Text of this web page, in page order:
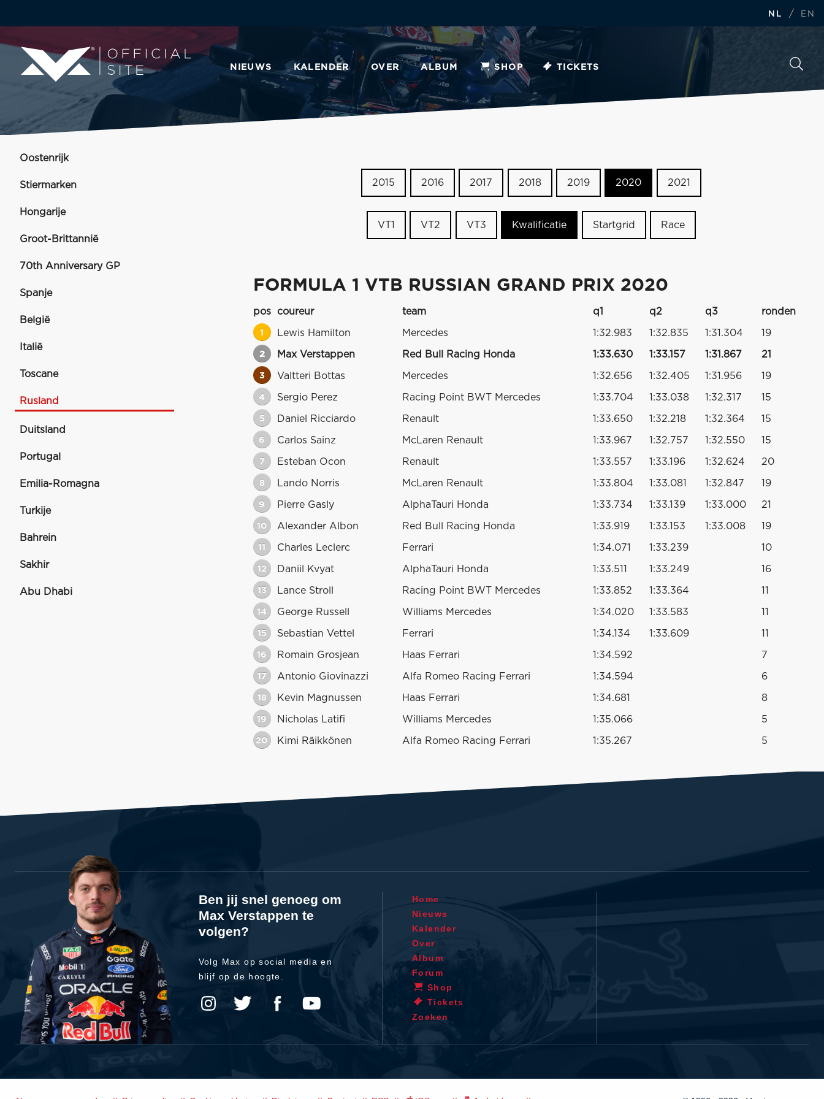
NL / EN
NIEUWS KALENDER OVER ALBUM SHOP TICKETS
Oostenrijk
Stiermarken
Hongarije
Groot-Brittannië
70th Anniversary GP
Spanje
België
Italië
Toscane
Rusland
Duitsland
Portugal
Emilia-Romagna
Turkije
Bahrein
Sakhir
Abu Dhabi
2015 2016 2017 2018 2019 2020 2021
VT1 VT2 VT3 Kwalificatie Startgrid Race
FORMULA 1 VTB RUSSIAN GRAND PRIX 2020
pos coureur team q1 q2 q3 ronden
1 Lewis Hamilton Mercedes 1:32.983 1:32.835 1:31.304 19
2 Max Verstappen Red Bull Racing Honda 1:33.630 1:33.157 1:31.867 21
3 Valtteri Bottas Mercedes 1:32.656 1:32.405 1:31.956 19
4 Sergio Perez Racing Point BWT Mercedes 1:33.704 1:33.038 1:32.317 15
5 Daniel Ricciardo Renault 1:33.650 1:32.218 1:32.364 15
6 Carlos Sainz McLaren Renault 1:33.967 1:32.757 1:32.550 15
7 Esteban Ocon Renault 1:33.557 1:33.196 1:32.624 20
8 Lando Norris McLaren Renault 1:33.804 1:33.081 1:32.847 19
9 Pierre Gasly AlphaTauri Honda 1:33.734 1:33.139 1:33.000 21
10 Alexander Albon Red Bull Racing Honda 1:33.919 1:33.153 1:33.008 19
11 Charles Leclerc Ferrari 1:34.071 1:33.239 10
12 Daniil Kvyat AlphaTauri Honda 1:33.511 1:33.249 16
13 Lance Stroll Racing Point BWT Mercedes 1:33.852 1:33.364 11
14 George Russell Williams Mercedes 1:34.020 1:33.583 11
15 Sebastian Vettel Ferrari 1:34.134 1:33.609 11
16 Romain Grosjean Haas Ferrari 1:34.592 7
17 Antonio Giovinazzi Alfa Romeo Racing Ferrari 1:34.594 6
18 Kevin Magnussen Haas Ferrari 1:34.681 8
19 Nicholas Latifi Williams Mercedes 1:35.066 5
20 Kimi Räikkönen Alfa Romeo Racing Ferrari 1:35.267 5
Ben jij snel genoeg om
Max Verstappen te
volgen?
Volg Max op social media en
blijf op de hoogte.
Home
Nieuws
Kalender
Over
Album
Forum
Shop
Tickets
Zoeken